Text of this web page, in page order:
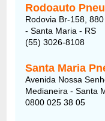
Rodoauto
Rodovia Br-158,
- Santa Maria - RS
(55) 3026-8108
Santa Maria
Avenida Nossa
Medianeira - Santa
0800 025 38 05